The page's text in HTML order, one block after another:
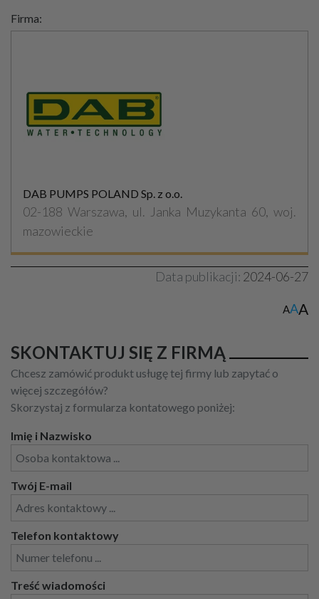
Firma:
DAB PUMPS POLAND Sp. z o.o.
02-188 Warszawa, ul. Janka Muzykanta 60, woj.
mazowieckie
Data publikacji: 2024-06-27
AAA
SKONTAKTUJ SIĘ Z FIRMĄ
Chcesz zamówić produkt usługę tej firmy lub zapytać o
więcej szczegółów?
Skorzystaj z formularza kontatowego poniżej:
Imię i Nazwisko
Twój E-mail
Telefon kontaktowy
Treść wiadomości